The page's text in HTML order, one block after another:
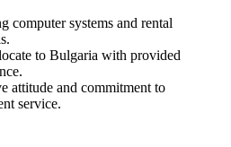
computer systems and rental
to Bulgaria with provided
attitude and commitment to
service.